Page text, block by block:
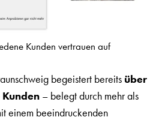
Kunden vertrauen auf
begeistert bereits über
– belegt durch mehr als
einem beeindruckenden